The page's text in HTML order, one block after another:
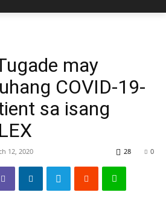
may
COVID-19-
sa isang
12, 2020 0
28